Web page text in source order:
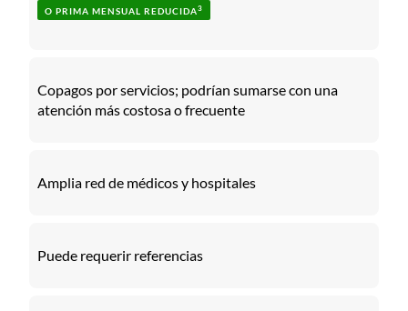
O PRIMA MENSUAL REDUCIDA3
Copagos por servicios; podrían sumarse con una
atención más costosa o frecuente
Amplia red de médicos y hospitales
Puede requerir referencias